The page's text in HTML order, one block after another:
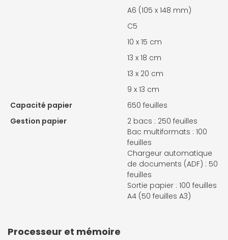
A6 (105 x 148 mm)
C5
10 x 15 cm
13 x 18 cm
13 x 20 cm
9 x 13 cm
Capacité papier
650 feuilles
Gestion papier
2 bacs : 250 feuilles
Bac multiformats : 100
feuilles
Chargeur automatique
de documents (ADF) : 50
feuilles
Sortie papier : 100 feuilles
A4 (50 feuilles A3)
Processeur et mémoire